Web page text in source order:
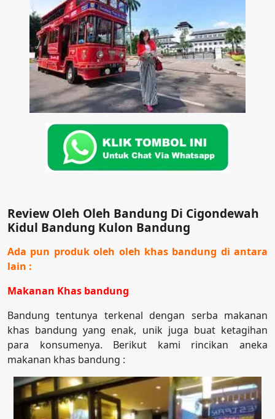
Review Oleh Oleh Bandung Di Cigondewah
Kidul Bandung Kulon Bandung
Ada pun produk oleh oleh khas bandung di antara
lain :
Makanan Khas bandung
Bandung tentunya terkenal dengan serba makanan
khas bandung yang enak, unik juga buat ketagihan
para konsumenya. Berikut kami rincikan aneka
makanan khas bandung :